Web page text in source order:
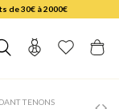
de 30€ à 2000€
TENONS